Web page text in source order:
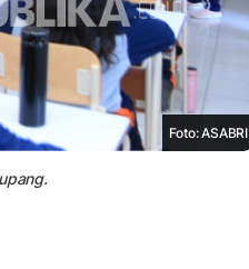
Foto: ASABRI